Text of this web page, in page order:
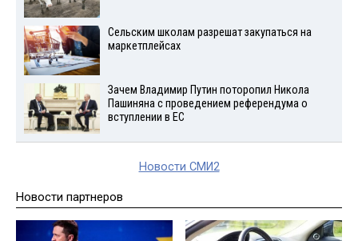
Сельским школам разрешат закупаться на
маркетплейсах
Зачем Владимир Путин поторопил Никола
Пашиняна с проведением референдума о
вступлении в ЕС
Новости СМИ2
Новости партнеров